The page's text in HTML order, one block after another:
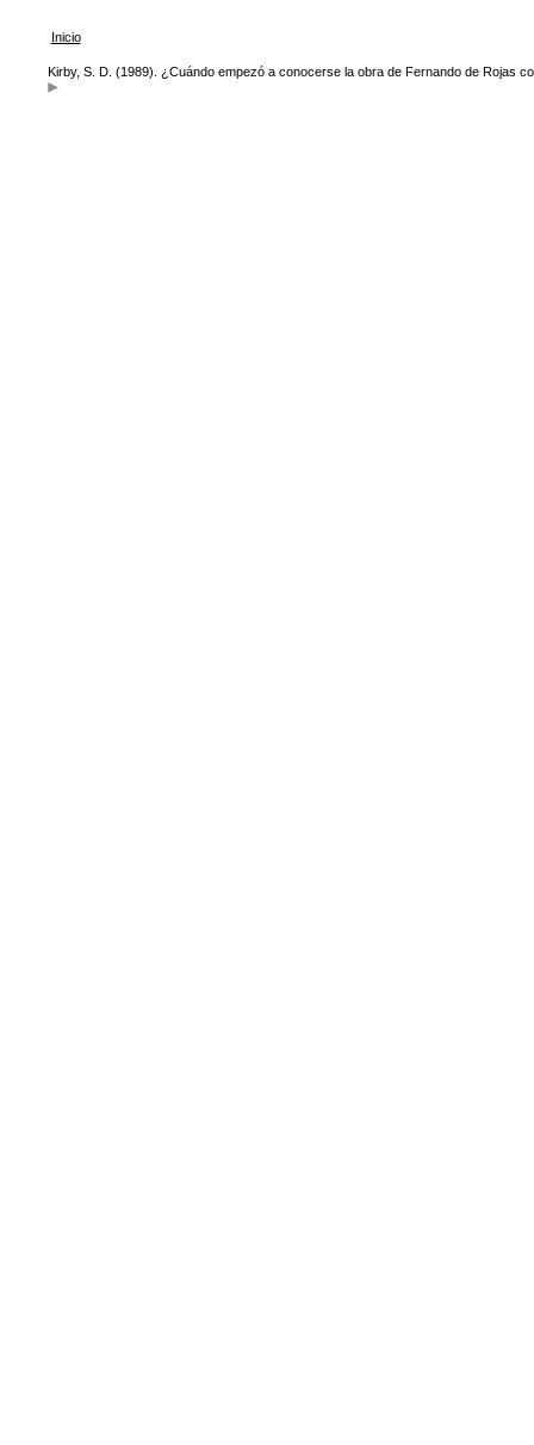
Inicio
Kirby, S. D. (1989). ¿Cuándo empezó a conocerse la obra de Fernando de Rojas